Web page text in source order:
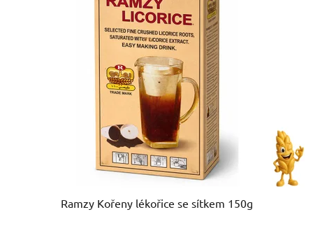
Ramzy Kořeny lékořice se sítkem 150g